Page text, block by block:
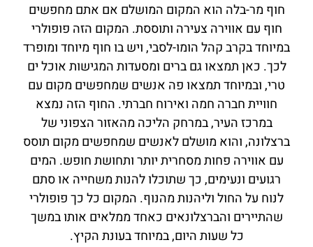
חוף מר-בלה הוא המקום המושלם אם אתם מחפשים
חוף עם אווירה צעירה ותוססת. המקום הזה פופולרי
במיוחד בקרב קהל הומו-לסבי, ויש בו חוף מיוחד ומופרד
לכך. כאן תמצאו גם ברים ומסעדות המגישות אוכל ים
טרי, ובמיוחד תמצאו פה אנשים שמחפשים מקום עם
חוויית חברה חמה ואירוח חברתי. החוף הזה נמצא
במרכז העיר, במרחק הליכה מהאזור הצפוני של
ברצלונה, והוא מושלם לאנשים שמחפשים מקום תוסס
עם אווירה פחות מסחרית יותר ותחושת חופש. המים
רגועים ונעימים, כך שתוכלו להנות משחייה או סתם
לנוח על החול וליהנות מהנוף. המקום כל כך פופולרי
שהתיירים והברצלונאים כאחד ממלאים אותו במשך
כל שעות היום, במיוחד בעונת הקיץ.